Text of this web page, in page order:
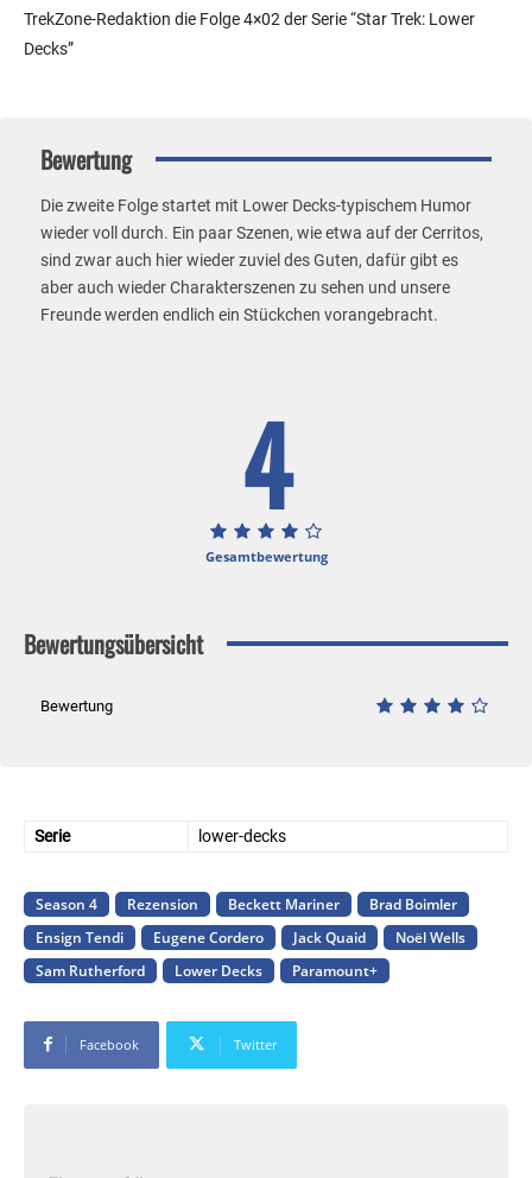
TrekZone-Redaktion die Folge 4×02 der Serie “Star Trek: Lower
Decks”
Bewertung
Die zweite Folge startet mit Lower Decks-typischem Humor
wieder voll durch. Ein paar Szenen, wie etwa auf der Cerritos,
sind zwar auch hier wieder zuviel des Guten, dafür gibt es
aber auch wieder Charakterszenen zu sehen und unsere
Freunde werden endlich ein Stückchen vorangebracht.
4
Gesamtbewertung
Bewertungsübersicht
Bewertung
Serie lower-decks
Season 4 Rezension Beckett Mariner
Brad Boimler
Ensign Tendi
Eugene Cordero Jack Quaid
Noël Wells
Sam Rutherford
Lower Decks Paramount+
Facebook Twitter